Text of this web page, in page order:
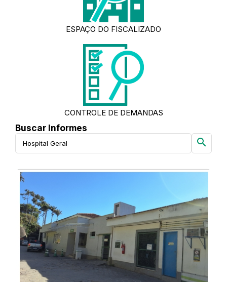
ESPAÇO DO FISCALIZADO
CONTROLE DE DEMANDAS
Buscar Informes
search